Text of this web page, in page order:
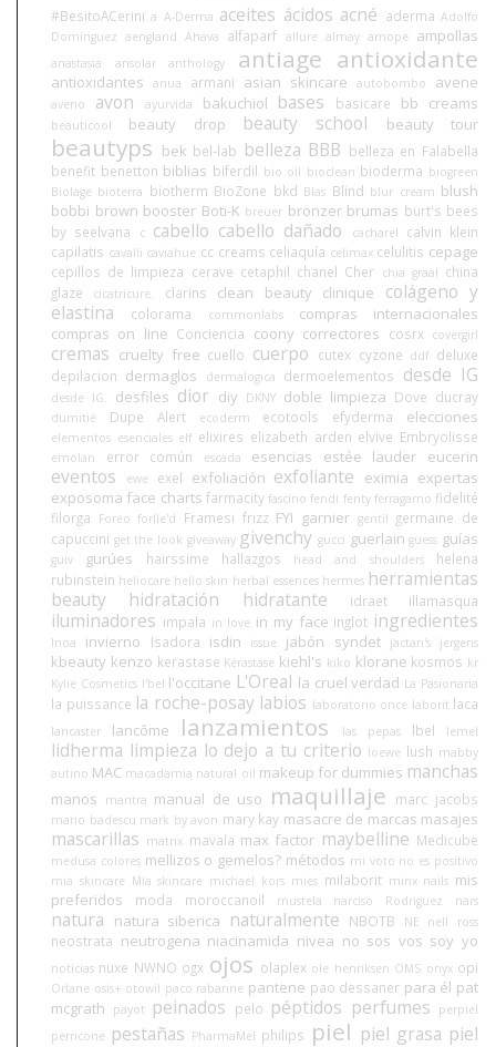
#BesitoACerini a A-Derma aceites ácidos acné aderma Adolfo
Domínguez aengland Ahava alfaparf allure almay amope ampollas
anastasia ansolar anthology antiage antioxidante
antioxidantes anua armani asian skincare autobombo avene
aveno avon ayurvida bakuchiol bases basicare bb creams
beauticool beauty drop beauty school beauty tour
beautyps bek bel-lab belleza BBB belleza en Falabella
benefit benetton biblias biferdil bio oil bioclean bioderma biogreen
Biolage bioterra biotherm BioZone bkd Blas Blind blur cream blush
bobbi brown booster Boti-K breuer bronzer brumas burt's bees
by seelvana
c cabello cabello dañado cacharel
calvin klein
capilatis cavalli caviahue cc creams celiaquía celimax celulitis cepage
cepillos de limpieza cerave cetaphil chanel Cher chia graal china
glaze
cicatricure. clarins clean beauty clinique
colágeno y
elastina
colorama commonlabs
compras internacionales
compras on line Conciencia coony correctores cosrx covergirl
cremas cruelty free cuello cuerpo cutex cyzone ddf deluxe
depilacion dermaglos dermalogica dermoelementos desde IG
desde IG. desfiles dior diy DKNY doble limpieza Dove ducray
dumitié Dupe Alert ecoderm ecotools efyderma elecciones
elementos esenciales elf elixires elizabeth arden elvive Embryolisse
emolan error común escada esencias estée lauder eucerin
eventos ewe exel exfoliación exfoliante eximia expertas
exposoma face charts farmacity fascino fendi fenty ferragamo fidelité
filorga
Foreo forlle'd Framesi frizz FYI garnier gentil germaine de
capuccini get the look giveaway givenchy gucci guerlain guess guías
guiv gurúes hairssime hallazgos head and shoulders
helena
rubinstein heliocare hello skin herbal essences hermes herramientas
beauty
hidratación hidratante idraet illamasqua
iluminadores impala in love in my face inglot ingredientes
Inoa invierno Isadora isdin issue jabón syndet jactan's jergens
kbeauty kenzo kerastase Kérastase kiehl's kiko klorane kosmos kr
Kylie Cosmetics l'bel l'occitane L'Oreal la cruel verdad La Pasionaria
la puissance la roche-posay labios laboratorio once laborit laca
lancaster lancôme lanzamientos las pepas lbel lemel
lidherma limpieza lo dejo a tu criterio loewe lush mabby
autino MAC macadamia natural oil makeup for dummies manchas
manos mantra manual de uso maquillaje marc jacobs
mario badescu mark by avon mary kay masacre de marcas masajes
mascarillas matrix mavala max factor maybelline Medicube
medusa colores mellizos o gemelos? métodos mi voto no es positivo
mia skincare Mía skincare michael kors mies milaborit minx nails mis
preferidos
moda moroccanoil mustela narciso Rodriguez nars
natura natura siberica naturalmente NBOTB NE nell ross
neostrata neutrogena niacinamida nivea no sos vos soy yo
noticias nuxe NWNO ogx ojos olaplex ole henriksen OMS onyx opi
Orlane osis+ otowil paco rabanne pantene pao dessaner para él pat
mcgrath
payot peinados pelo péptidos perfumes
perpiel
perricone pestañas PharmaMel philips piel piel grasa piel